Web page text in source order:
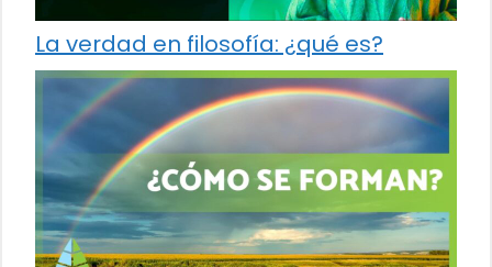
La verdad en filosofía: ¿qué es?